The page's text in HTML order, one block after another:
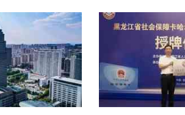
故我有价值”的山银价
导向的企业文化建设
程提升软实力、彰显高